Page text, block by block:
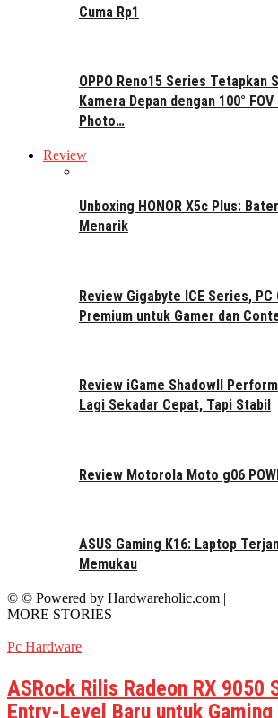
Cuma Rp1
OPPO Reno15 Series Tetapkan
Kamera Depan dengan 100°
Photo…
Review
Unboxing HONOR X5c Plus:
Menarik
Review Gigabyte ICE Series,
Premium untuk Gamer dan
Review iGame ShadowII
Lagi Sekadar Cepat, Tapi Stabil
Review Motorola Moto g06
ASUS Gaming K16: Laptop
Memukau
© © Powered by Hardwareholic.com |
MORE STORIES
Pc Hardware
ASRock Rilis Radeon RX 9050
Entry-Level Baru untuk